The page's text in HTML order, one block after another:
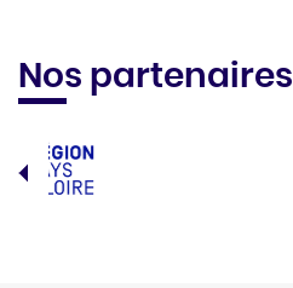
Nos partenaires